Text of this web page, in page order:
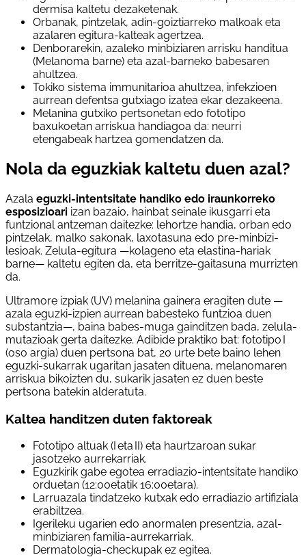
dermisa kaltetu dezaketenak.
Orbanak, pintzelak, adin-goiztiarreko malkoak eta
azalaren egitura-kalteak agertzea.
Denborarekin, azaleko minbiziaren arrisku handitua
(Melanoma barne) eta azal-barneko babesaren
ahultzea.
Tokiko sistema immunitarioa ahultzea, infekzioen
aurrean defentsa gutxiago izatea ekar dezakeena.
Melanina gutxiko pertsonetan edo fototipo
baxukoetan arriskua handiagoa da: neurri
etengabeak hartzea gomendatzen da.
Nola da eguzkiak kaltetu duen azal?
Azala eguzki-intentsitate handiko edo iraunkorreko
esposizioari izan bazaio, hainbat seinale ikusgarri eta
funtzional antzeman daitezke: lehortze handia, orban edo
pintzelak, malko sakonak, laxotasuna edo pre-minbizi-
lesioak. Zelula-egitura —kolageno eta elastina-hariak
barne— kaltetu egiten da, eta berritze-gaitasuna murrizten
da.
Ultramore izpiak (UV) melanina gainera eragiten dute —
azala eguzki-izpien aurrean babesteko funtzioa duen
substantzia—, baina babes-muga gainditzen bada, zelula-
mutazioak gerta daitezke. Adibide praktiko bat: fototipo I
(oso argia) duen pertsona bat, 20 urte bete baino lehen
eguzki-sukarrak ugaritan jasaten dituena, melanomaren
arriskua bikoizten du, sukarik jasaten ez duen beste
pertsona batekin alderatuta.
Kaltea handitzen duten faktoreak
Fototipo altuak (I eta II) eta haurtzaroan sukar
jasotzeko aurrekarriak.
Eguzkirik gabe egotea erradiazio-intentsitate handiko
orduetan (12:00etatik 16:00etara).
Larruazala tindatzeko kutxak edo erradiazio artifiziala
erabiltzea.
Igerileku ugarien edo anormalen presentzia, azal-
minbiziaren familia-aurrekarriak.
Dermatologia-checkupak ez egitea.